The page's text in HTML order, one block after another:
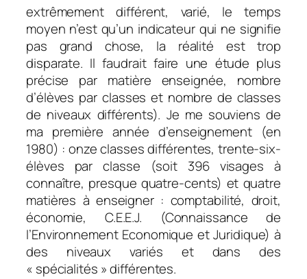
extrêmement différent, varié, le temps
moyen n’est qu’un indicateur qui ne signifie
pas grand chose, la réalité est trop
disparate. Il faudrait faire une étude plus
précise par matière enseignée, nombre
d’élèves par classes et nombre de classes
de niveaux différents). Je me souviens de
ma première année d’enseignement (en
1980) : onze classes différentes, trente-six-
élèves par classe (soit 396 visages à
connaître, presque quatre-cents) et quatre
matières à enseigner : comptabilité, droit,
économie, C.E.E.J. (Connaissance de
l’Environnement Economique et Juridique) à
des niveaux variés et dans des
« spécialités » différentes.